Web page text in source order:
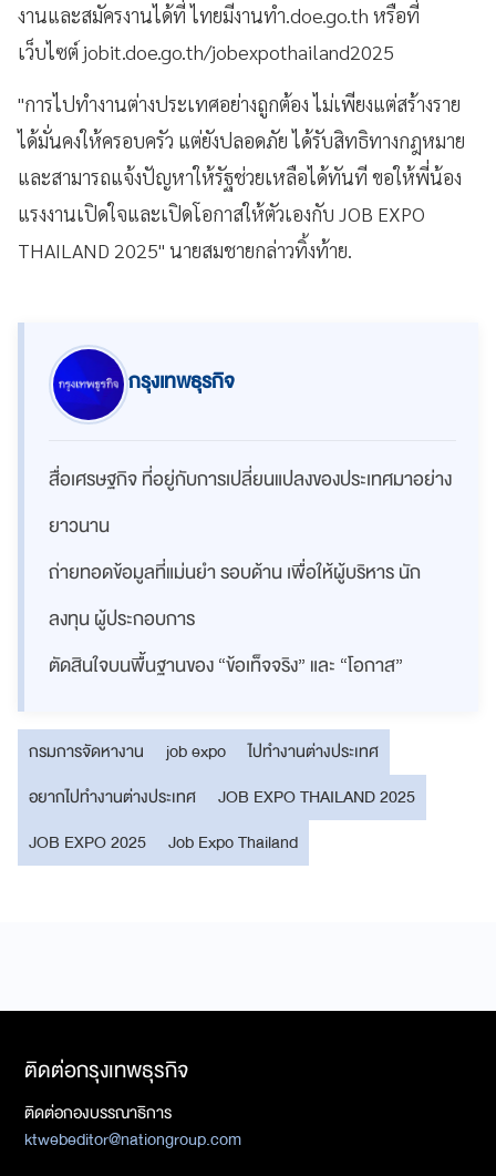
งานและสมัครงานได้ที่ ไทยมีงานทำ.doe.go.th หรือที่
เว็บไซต์ jobit.doe.go.th/jobexpothailand2025
"การไปทำงานต่างประเทศอย่างถูกต้อง ไม่เพียงแต่สร้างราย
ได้มั่นคงให้ครอบครัว แต่ยังปลอดภัย ได้รับสิทธิทางกฎหมาย
และสามารถแจ้งปัญหาให้รัฐช่วยเหลือได้ทันที ขอให้พี่น้อง
แรงงานเปิดใจและเปิดโอกาสให้ตัวเองกับ JOB EXPO
THAILAND 2025" นายสมชายกล่าวทิ้งท้าย.
กรุงเทพธุรกิจ
สื่อเศรษฐกิจ ที่อยู่กับการเปลี่ยนแปลงของประเทศมาอย่าง
ยาวนาน
ถ่ายทอดข้อมูลที่แม่นยำ รอบด้าน เพื่อให้ผู้บริหาร นัก
ลงทุน ผู้ประกอบการ
ตัดสินใจบนพื้นฐานของ “ข้อเท็จจริง” และ “โอกาส”
กรมการจัดหางาน job expo
ไปทำงานต่างประเทศ
อยากไปทำงานต่างประเทศ
JOB EXPO THAILAND 2025
JOB EXPO 2025
Job Expo Thailand
ติดต่อกรุงเทพธุรกิจ
ติดต่อกองบรรณาธิการ
ktwebeditor@nationgroup.com